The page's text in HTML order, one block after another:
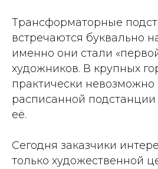
Трансформаторные
встречаются буквально
именно они стали
художников. В крупных
практически
расписанной подстанции
её.
Сегодня заказчики
только художественной